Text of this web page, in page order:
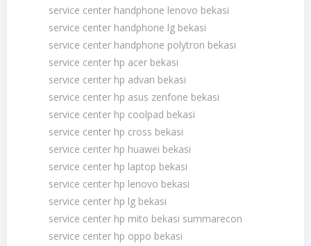
service center handphone lenovo bekasi
service center handphone lg bekasi
service center handphone polytron bekasi
service center hp acer bekasi
service center hp advan bekasi
service center hp asus zenfone bekasi
service center hp coolpad bekasi
service center hp cross bekasi
service center hp huawei bekasi
service center hp laptop bekasi
service center hp lenovo bekasi
service center hp lg bekasi
service center hp mito bekasi summarecon
service center hp oppo bekasi